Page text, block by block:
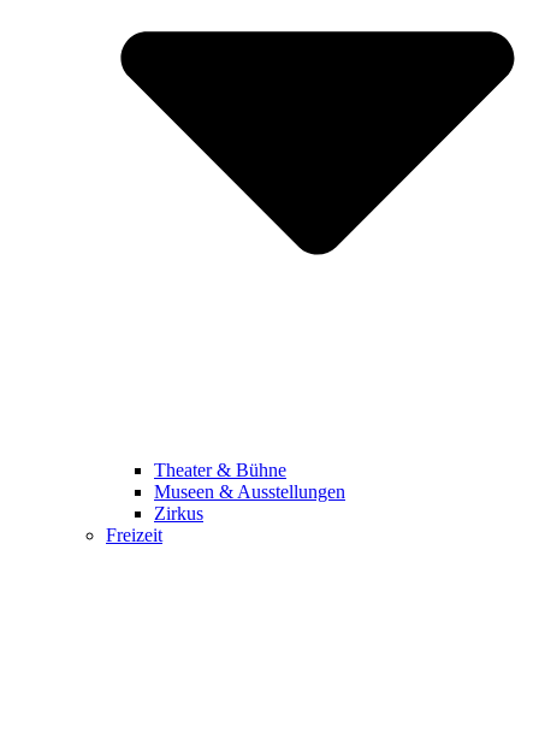
Theater & Bühne
Museen & Ausstellungen
Zirkus
Freizeit